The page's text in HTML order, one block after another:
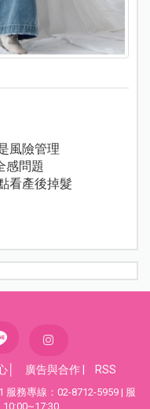
風險管理
感問題
看產後掉髮
廣告與合作 RSS
務專線：02-8712-5959 | 服